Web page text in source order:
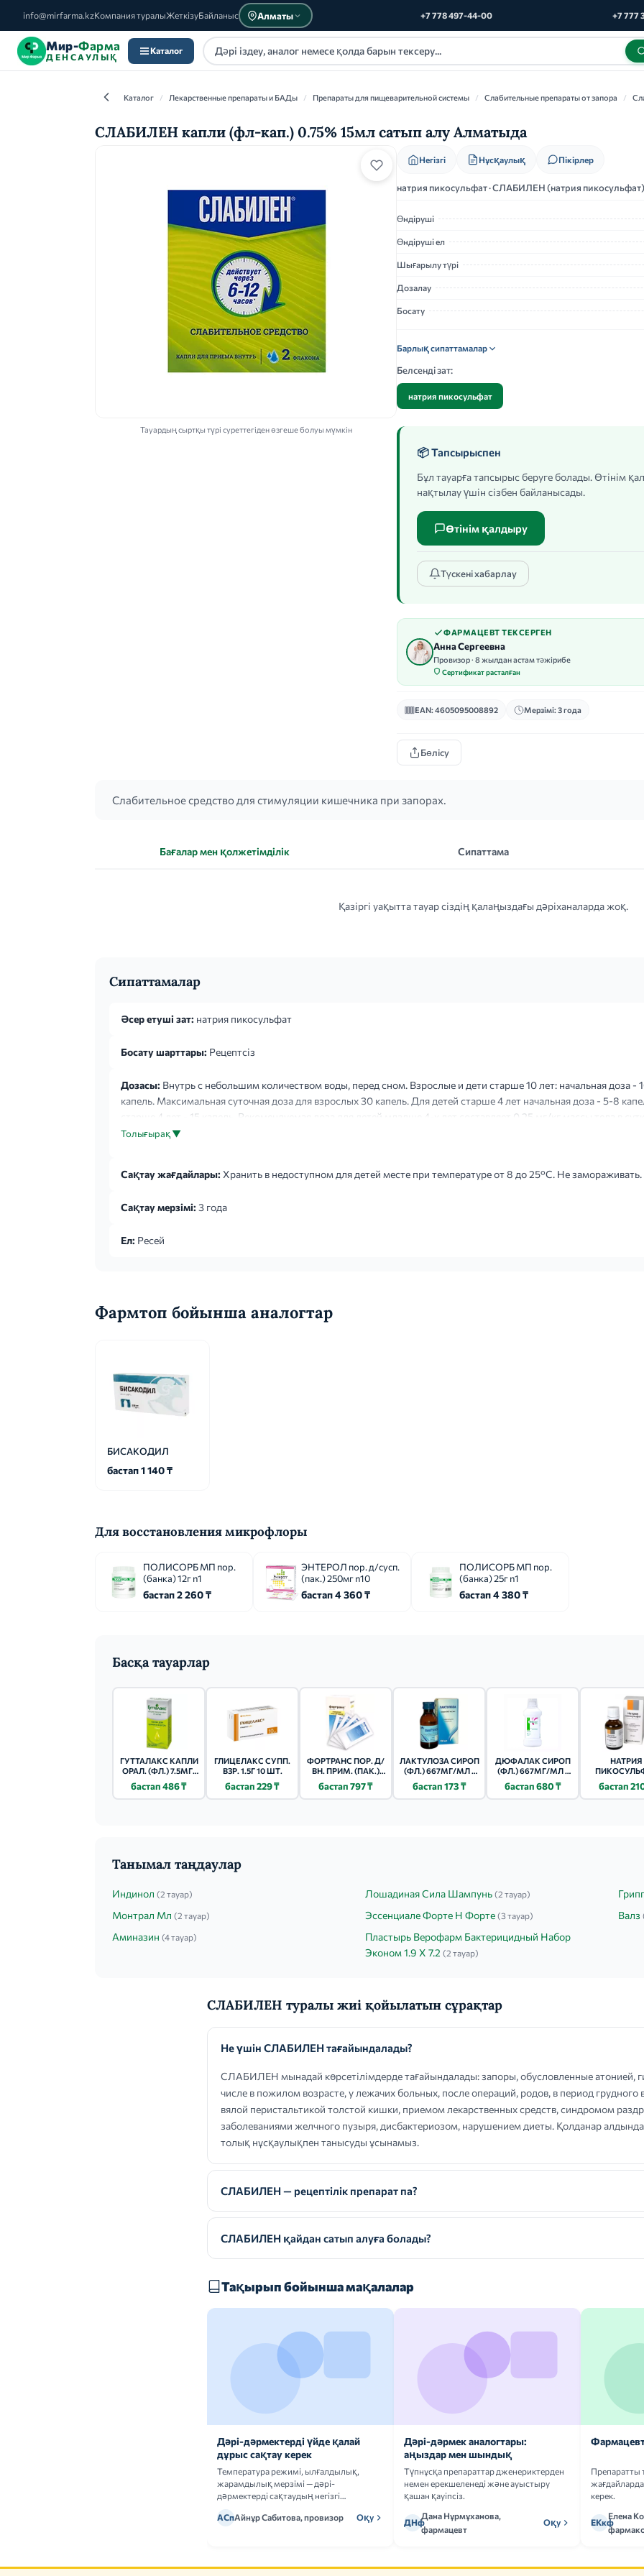
info@mirfarma.kzКомпания туралыЖеткізуБайланыс Алматы +7 778 497-44-00 +7 777
Мир-Фарма
ДЕНСАУЛЫҚ
Каталог
Каталог / Лекарственные препараты и БАДы / Препараты для пищеварительной системы / Слабительные препараты от запора /
СЛАБИЛЕН капли (фл-кап.) 0.75% 15мл сатып алу Алматыда
Тауардың сыртқы түрі суреттегіден өзгеше болуы мүмкін
Негізгі Нұсқаулық Пікірлер
натрия пикосульфат · СЛАБИЛЕН (натрия пикосульфат)
Өндіруші
Өндіруші ел
Шығарылу түрі
Дозалау
Босату
Барлық сипаттамалар
Белсенді зат:
натрия пикосульфат
📦 Тапсырыспен
Бұл тауарға тапсырыс беруге болады. Өтінім
нақтылау үшін сізбен байланысады.
Өтінім қалдыру
Түскені хабарлау
ФАРМАЦЕВТ ТЕКСЕРГЕН
Анна Сергеевна
Провизор · 8 жылдан астам тәжірибе
Сертификат расталған
EAN: 4605095008892 Мерзімі: 3 года
Бөлісу
Слабительное средство для стимуляции кишечника при запорах.
Бағалар мен қолжетімділік Сипаттама
Қазіргі уақытта тауар сіздің қалаңыздағы дәріханаларда жоқ.
Сипаттамалар
Әсер етуші зат: натрия пикосульфат
Босату шарттары: Рецептсіз
Дозасы: Внутрь с небольшим количеством воды, перед сном. Взрослые и дети старше 10 лет: начальная доза -
капель. Максимальная суточная доза для взрослых 30 капель. Для детей старше 4 лет начальная доза - 5-8
старше 4 лет - 15 капель. Рекомендуемая доза для детей младше 4-х лет составляет 0,25 мг/кг массы тела в
препарата (0,5 мг натрия пикосульфата) на 2 кг массы тела в сутки. Ч...
Толығырақ ▼
Сақтау жағдайлары: Хранить в недоступном для детей месте при температуре от 8 до 25°С. Не замораживать.
Сақтау мерзімі: 3 года
Ел: Ресей
Фармтоп бойынша аналогтар
БИСАКОДИЛ
бастап 1 140 ₸
Для восстановления микрофлоры
ПОЛИСОРБ МП пор.
(банка) 12г n1
бастап 2 260 ₸
ЭНТЕРОЛ пор. д/сусп.
(пак.) 250мг n10
бастап 4 360 ₸
ПОЛИСОРБ МП пор.
(банка) 25г n1
бастап 4 380 ₸
Басқа тауарлар
ГУТТАЛАКС КАПЛИ
ОРАЛ. (ФЛ.) 7.5МГ/
бастап 486 ₸
ГЛИЦЕЛАКС СУПП.
ВЗР. 1.5Г 10 ШТ.
бастап 229 ₸
ФОРТРАНС ПОР. Д/
ВН. ПРИМ. (ПАК.)
бастап 797 ₸
ЛАКТУЛОЗА СИРОП
(ФЛ.) 667МГ/МЛ -
бастап 173 ₸
ДЮФАЛАК СИРОП
(ФЛ.) 667МГ/МЛ -
бастап 680 ₸
НАТРИЯ
7.5МГ/МЛ
бастап
Танымал таңдаулар
Индинол (2 тауар) Лошадиная Сила Шампунь (2 тауар)
Монтрал Мл (2 тауар) Эссенциале Форте Н Форте (3 тауар) Валз
Аминазин (4 тауар)
Пластырь Верофарм Бактерицидный Набор
Эконом 1.9 X 7.2 (2 тауар)
СЛАБИЛЕН туралы жиі қойылатын сұрақтар
Не үшін СЛАБИЛЕН тағайындалады?
СЛАБИЛЕН мынадай көрсетілімдерде тағайындалады: запоры, обусловленные атонией,
числе в пожилом возрасте, у лежачих больных, после операций, родов, в период грудного
вялой перистальтикой толстой кишки, приемом лекарственных средств, синдромом
заболеваниями желчного пузыря, дисбактериозом, нарушением диеты. Қолданар алдында
толық нұсқаулықпен танысуды ұсынамыз.
СЛАБИЛЕН — рецептілік препарат па?
СЛАБИЛЕН қайдан сатып алуға болады?
Тақырып бойынша мақалалар
Дәрі-дәрмектерді үйде қалай
дұрыс сақтау керек
Температура режимі, ылғалдылық,
жарамдылық мерзімі — дәрі-
дәрмектерді сақтаудың негізгі
АСпАйнұр Сабитова, провизор Оқу
Дәрі-дәрмек аналогтары:
аңыздар мен шындық
Түпнұсқа препараттар дженериктерден
немен ерекшеленеді және ауыстыру
қашан қауіпсіз.
ДНф
Дана Нұрмұханова,
фармацевт
Оқу
Препаратты
жағдайларда
керек.
ЕКкф
Елена